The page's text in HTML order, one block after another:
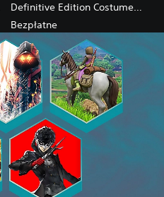
Definitive Edition Costume
Pack
Bezpłatne